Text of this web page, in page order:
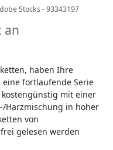
Stocks - 93343197
an
haben Ihre
eine fortlaufende Serie
mit einer
Harzmischung in hoher
von
gelesen werden